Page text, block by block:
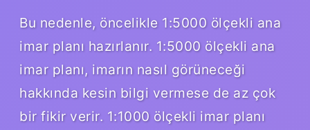
Bu nedenle, öncelikle 1:5000 ölçekli ana
imar planı hazırlanır. 1:5000 ölçekli ana
imar planı, imarın nasıl görüneceği
hakkında kesin bilgi vermese de az çok
bir fikir verir. 1:1000 ölçekli imar planı